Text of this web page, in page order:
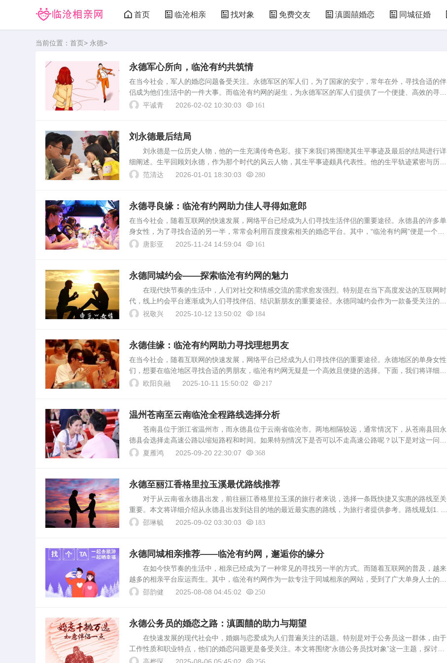
首页 临沧相亲 找对象 免费交友 滇圆囍婚恋 同城征婚
当前位置： 首页> 永德>
永德军心所向，临沧有约共筑情
在当今社会，军人的婚恋问题备受关注。永德军区的军人们，为了国家的安宁，常年在外，寻找合适的伴
侣成为他们生活中的一件大事。而临沧有约网的诞生，为永德军区的军人们提供了一个便捷、高效的寻觅
对象的平台。平台简介 临沧有约网是一个专注于为当地军人及军属提供交友服务的在线平台。该网站
平诚青 2026-02-02 10:30:03 161
刘永德最后结局
刘永德是一位历史人物，他的一生充满传奇色彩。接下来我们将围绕其生平事迹及最后的结局进行详
细阐述。生平回顾刘永德，作为那个时代的风云人物，其生平事迹颇具代表性。他的生平轨迹紧密与历史
进程相连，多次在国家政治和历史大事件中发挥重要作用。从年轻时期起，他就以其坚定的立场和勇敢的
范清达 2026-01-01 18:30:03 280
永德寻良缘：临沧有约网助力佳人寻得如意郎
在当今社会，随着互联网的快速发展，网络平台已经成为人们寻找生活伴侣的重要途径。永德县的许多单
身女性，为了寻找合适的另一半，常常会利用百度搜索相关的婚恋平台。其中，“临沧有约网”便是一个备
受关注与青睐的交友平台。平台概述“临沧有约网”是一个专注于临沧地区及其周边范围内的婚恋交友平
唐影亚 2025-11-24 14:59:04 161
永德同城约会——探索临沧有约网的魅力
在现代快节奏的生活中，人们对社交和情感交流的需求愈发强烈。特别是在当下高度发达的互联网时
代，线上约会平台逐渐成为人们寻找伴侣、结识新朋友的重要途径。永德同城约会作为一款备受关注的约
会应用，与临沧有约网这样的地方性社交平台相互补充，为临沧地区的单身人士提供了便捷的约会方式。
祝敬兴 2025-10-12 13:50:02 184
永德佳缘：临沧有约网助力寻找理想男友
在当今社会，随着互联网的快速发展，网络平台已经成为人们寻找伴侣的重要途径。永德地区的单身女性
们，想要在临沧地区寻找合适的男朋友，临沧有约网无疑是一个高效且便捷的选择。下面，我们将详细介
绍这一平台如何助力永德的女性们实现这一目标。平台概述临沧有约网是一个专注于临沧地区征婚交友的
欧阳良融 2025-10-11 15:50:02 217
温州苍南至云南临沧全程路线选择分析
苍南县位于浙江省温州市，而永德县位于云南省临沧市。两地相隔较远，通常情况下，从苍南县回永
德县会选择走高速公路以缩短路程和时间。如果特别情况下是否可以不走高速公路呢？以下是对这一问题
的详细分析。从地图上看，苍南县和永德县之间并非完全无路可通。但考虑到两地间距离遥远，且地形复
夏雁鸿 2025-09-20 22:30:07 368
永德至丽江香格里拉玉溪最优路线推荐
对于从云南省永德县出发，前往丽江香格里拉玉溪的旅行者来说，选择一条既快捷又实惠的路线至关
重要。本文将详细介绍从永德县出发到达目的地的最近最实惠的路线，为旅行者提供参考。路线规划1. 永
德县至大理 最直接的路线是驾车沿G320国道南行，途经保山市、怒江州等地，直至大理市。此段路
邵琳毓 2025-09-02 03:30:03 183
永德同城相亲推荐——临沧有约网，邂逅你的缘分
在如今快节奏的生活中，相亲已经成为了一种常见的寻找另一半的方式。而随着互联网的普及，越来
越多的相亲平台应运而生。其中，临沧有约网作为一款专注于同城相亲的网站，受到了广大单身人士的青
睐。本文将详细介绍永德同城相亲在临沧有约网上的推荐及使用体验。临沧有约网简介临沧有约网是一个
邵韵健 2025-08-08 04:45:02 250
永德公务员的婚恋之路：滇圆囍的助力与期望
在快速发展的现代社会中，婚姻与恋爱成为人们普遍关注的话题。特别是对于公务员这一群体，由于
工作性质和职业特点，他们的婚恋问题更是备受关注。本文将围绕“永德公务员找对象”这一主题，探讨在
百度搜索中出现的“滇圆囍婚恋”平台如何为永德公务员提供婚恋服务，并分析其背后的原因和影响。滇圆
256